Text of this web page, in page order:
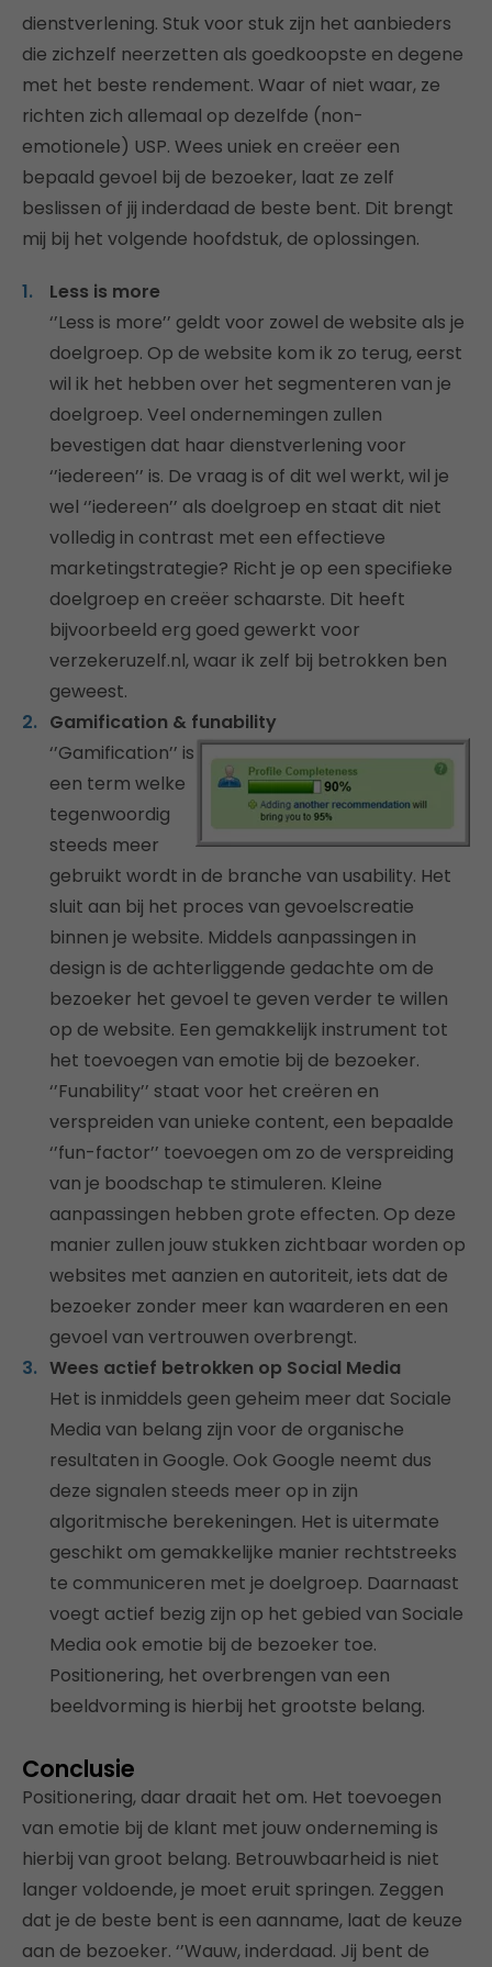
dienstverlening. Stuk voor stuk zijn het aanbieders
die zichzelf neerzetten als goedkoopste en degene
met het beste rendement. Waar of niet waar, ze
richten zich allemaal op dezelfde (non-
emotionele) USP. Wees uniek en creëer een
bepaald gevoel bij de bezoeker, laat ze zelf
beslissen of jij inderdaad de beste bent. Dit brengt
mij bij het volgende hoofdstuk, de oplossingen.
Less is more
‘’Less is more’’ geldt voor zowel de website als je
doelgroep. Op de website kom ik zo terug, eerst
wil ik het hebben over het segmenteren van je
doelgroep. Veel ondernemingen zullen
bevestigen dat haar dienstverlening voor
‘’iedereen’’ is. De vraag is of dit wel werkt, wil je
wel ‘’iedereen’’ als doelgroep en staat dit niet
volledig in contrast met een effectieve
marketingstrategie? Richt je op een specifieke
doelgroep en creëer schaarste. Dit heeft
bijvoorbeeld erg goed gewerkt voor
verzekeruzelf.nl, waar ik zelf bij betrokken ben
geweest.
Gamification & funability
‘’Gamification’’ is
een term welke
tegenwoordig
steeds meer
gebruikt wordt in de branche van usability. Het
sluit aan bij het proces van gevoelscreatie
binnen je website. Middels aanpassingen in
design is de achterliggende gedachte om de
bezoeker het gevoel te geven verder te willen
op de website. Een gemakkelijk instrument tot
het toevoegen van emotie bij de bezoeker.
‘’Funability’’ staat voor het creëren en
verspreiden van unieke content, een bepaalde
‘’fun-factor’’ toevoegen om zo de verspreiding
van je boodschap te stimuleren. Kleine
aanpassingen hebben grote effecten. Op deze
manier zullen jouw stukken zichtbaar worden op
websites met aanzien en autoriteit, iets dat de
bezoeker zonder meer kan waarderen en een
gevoel van vertrouwen overbrengt.
Wees actief betrokken op Social Media
Het is inmiddels geen geheim meer dat Sociale
Media van belang zijn voor de organische
resultaten in Google. Ook Google neemt dus
deze signalen steeds meer op in zijn
algoritmische berekeningen. Het is uitermate
geschikt om gemakkelijke manier rechtstreeks
te communiceren met je doelgroep. Daarnaast
voegt actief bezig zijn op het gebied van Sociale
Media ook emotie bij de bezoeker toe.
Positionering, het overbrengen van een
beeldvorming is hierbij het grootste belang.
Conclusie
Positionering, daar draait het om. Het toevoegen
van emotie bij de klant met jouw onderneming is
hierbij van groot belang. Betrouwbaarheid is niet
langer voldoende, je moet eruit springen. Zeggen
dat je de beste bent is een aanname, laat de keuze
aan de bezoeker. ‘’Wauw, inderdaad. Jij bent de